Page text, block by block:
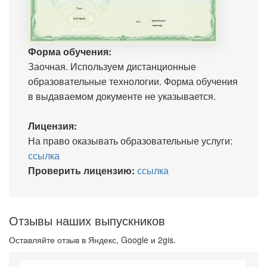
Форма обучения:
Заочная. Используем дистанционные
образовательные технологии. Форма обучения
в выдаваемом документе не указывается.
Лицензия:
На право оказывать образовательные услуги:
ссылка
Проверить лицензию: ссылка
Отзывы наших выпускников
Оставляйте отзыв в Яндекс, Google и 2gis.